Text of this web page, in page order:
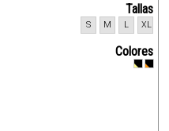
Tallas
XL
L
M
S
Colores